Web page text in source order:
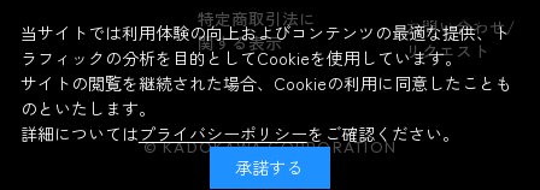
よくあるお問い合わせ
特定商取引法に
関する表示
お問い合わせ/
リクエスト
© KADOKAWA CORPORATION
当サイトでは利用体験の向上およびコンテンツの最適な提供、ト
ラフィックの分析を目的としてCookieを使用しています。
サイトの閲覧を継続された場合、Cookieの利用に同意したことも
のといたします。
詳細についてはプライバシーポリシーをご確認ください。
承諾する